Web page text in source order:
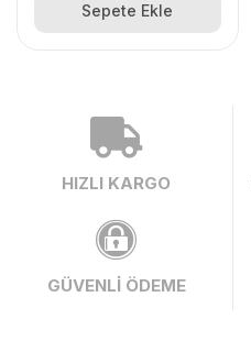
Sepete Ekle
HIZLI KARGO
GÜVENLİ ÖDEME